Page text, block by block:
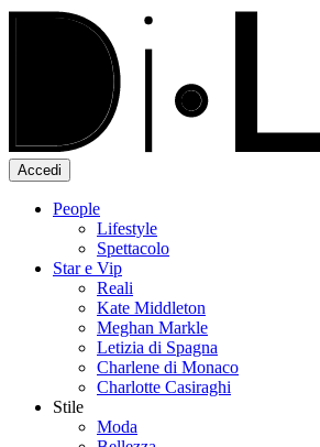
Accedi
People
Lifestyle
Spettacolo
Star e Vip
Reali
Kate Middleton
Meghan Markle
Letizia di Spagna
Charlene di Monaco
Charlotte Casiraghi
Stile
Moda